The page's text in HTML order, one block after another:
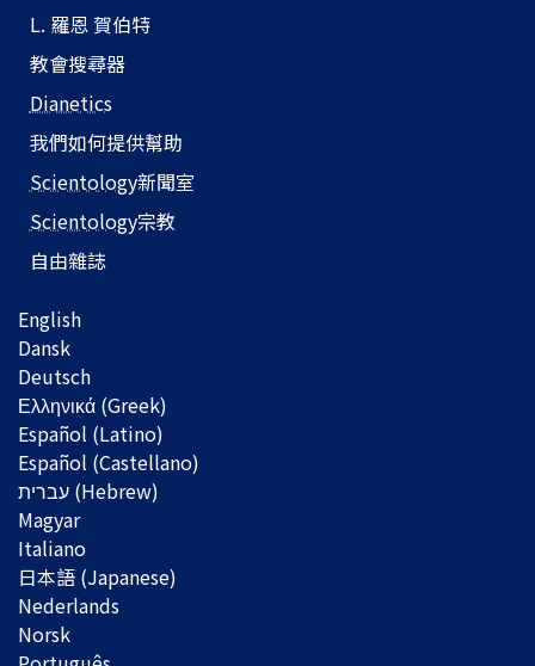
L. 羅恩 賀伯特
教會搜尋器
Dianetics
我們如何提供幫助
Scientology新聞室
Scientology宗教
自由雜誌
English
Dansk
Deutsch
Ελληνικά (Greek)
Español (Latino)
Español (Castellano)
Magyar
Italiano
日本語 (Japanese)
Nederlands
Norsk